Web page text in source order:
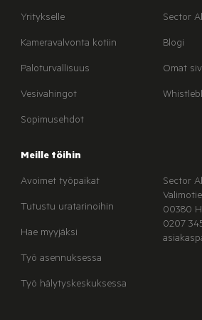
Yritykselle
Kameravalvonta kotiin
Paloturvallisuus
Vesivahingot
Sopimusehdot
Sector
Blogi
Omat
Meille töihin
Avoimet työpaikat
Tutustu uratarinoihin
Hae myyjäksi
Työ asennuksessa
Työ hälytyskeskuksessa
Sector
00380
0207